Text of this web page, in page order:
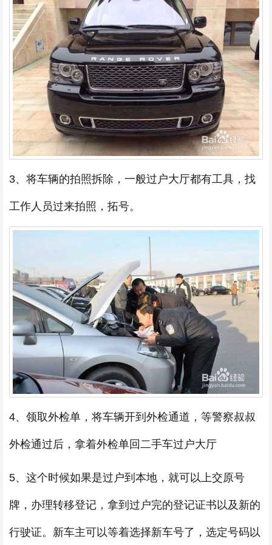
3、将车辆的拍照拆除，一般过户大厅都有工具，找
工作人员过来拍照，拓号。
4、领取外检单，将车辆开到外检通道，等警察叔叔
外检通过后，拿着外检单回二手车过户大厅
5、这个时候如果是过户到本地，就可以上交原号
牌，办理转移登记，拿到过户完的登记证书以及新的
行驶证。新车主可以等着选择新车号了，选定号码以